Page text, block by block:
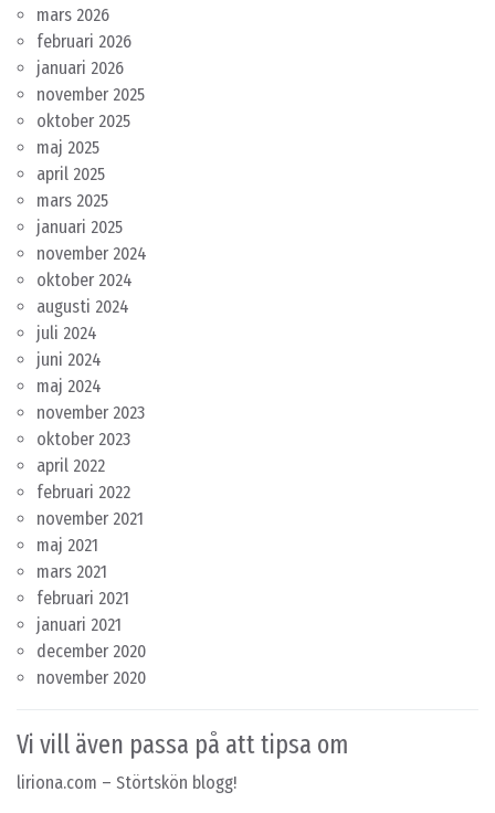
mars 2026
februari 2026
januari 2026
november 2025
oktober 2025
maj 2025
april 2025
mars 2025
januari 2025
november 2024
oktober 2024
augusti 2024
juli 2024
juni 2024
maj 2024
november 2023
oktober 2023
april 2022
februari 2022
november 2021
maj 2021
mars 2021
februari 2021
januari 2021
december 2020
november 2020
Vi vill även passa på att tipsa om
liriona.com – Störtskön blogg!